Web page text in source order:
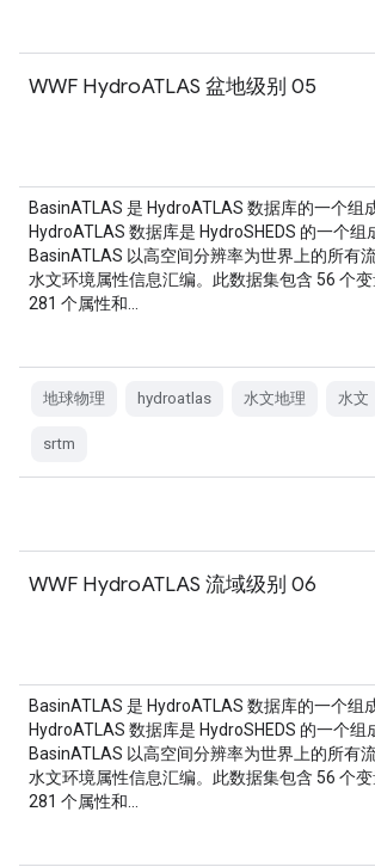
WWF HydroATLAS 盆地级别 05
BasinATLAS 是 HydroATLAS 数据库的一个组
HydroATLAS 数据库是 HydroSHEDS 的一个组
BasinATLAS 以高空间分辨率为世界上的所有
水文环境属性信息汇编。此数据集包含 56 个
281 个属性和…
地球物理 hydroatlas 水文地理 水文
srtm
WWF HydroATLAS 流域级别 06
BasinATLAS 是 HydroATLAS 数据库的一个组
HydroATLAS 数据库是 HydroSHEDS 的一个组
BasinATLAS 以高空间分辨率为世界上的所有
水文环境属性信息汇编。此数据集包含 56 个
281 个属性和…